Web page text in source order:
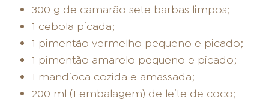
300 g de camarão sete barbas limpos;
1 cebola picada;
1 pimentão vermelho pequeno e picado;
1 pimentão amarelo pequeno e picado;
1 mandioca cozida e amassada;
200 ml (1 embalagem) de leite de coco;